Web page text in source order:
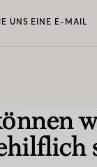
UNS EINE E-MAIL